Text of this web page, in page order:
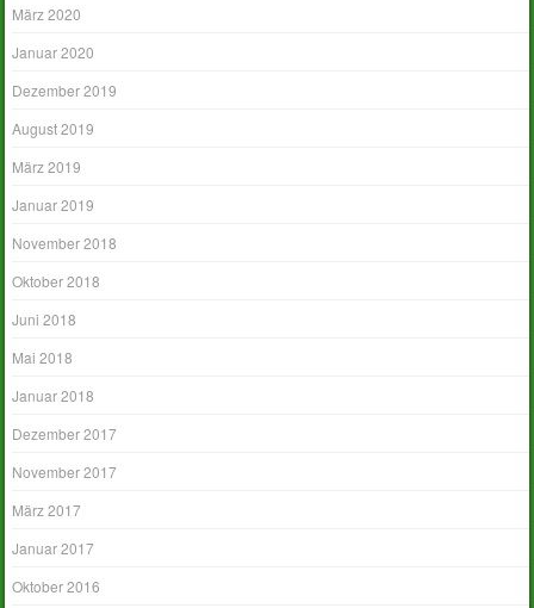
März 2020
Januar 2020
Dezember 2019
August 2019
März 2019
Januar 2019
November 2018
Oktober 2018
Juni 2018
Mai 2018
Januar 2018
Dezember 2017
November 2017
März 2017
Januar 2017
Oktober 2016